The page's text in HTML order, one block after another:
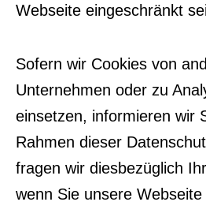
Webseite eingeschränkt
Sofern wir Cookies von
Unternehmen oder zu
einsetzen, informieren wir
Rahmen dieser
fragen wir diesbezüglich
wenn Sie unsere